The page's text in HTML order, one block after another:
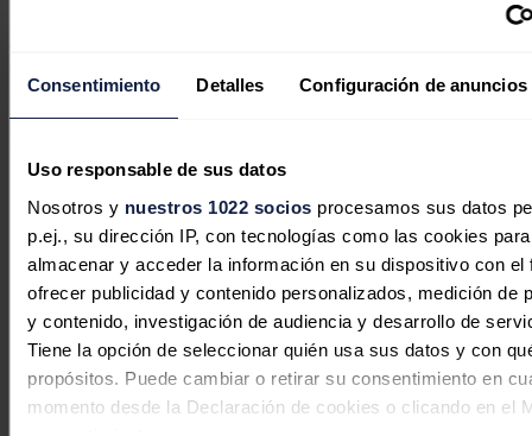
Consentimiento Detalles Configuración de anuncios
Uso responsable de sus datos
Nosotros y nuestros 1022 socios procesamos sus datos
p.ej., su dirección IP, con tecnologías como las cookies para
almacenar y acceder la información en su dispositivo con el
ofrecer publicidad y contenido personalizados, medición de
y contenido, investigación de audiencia y desarrollo de
Tiene la opción de seleccionar quién usa sus datos y con
propósitos. Puede cambiar o retirar su consentimiento en
momento desde la Declaración de cookies o clicando en el
, el 64%
importaciones ascendieron a 37.771,7 millones de euros, un 1,3%
Noticias relacionadas
En defensa de la comercialización
independiente: competencia, cercanía
y rigor